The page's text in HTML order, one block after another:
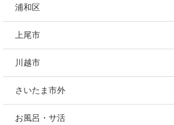
浦和区
上尾市
川越市
さいたま市外
お風呂・サ活